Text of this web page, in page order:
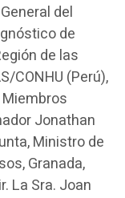
del
de
de las
CONHU (Perú),
Jonathan
Ministro de
Granada,
La Sra. Joan